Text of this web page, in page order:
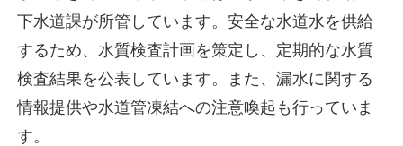
下水道課が所管しています。安全な水道水を供給
するため、水質検査計画を策定し、定期的な水質
検査結果を公表しています。また、漏水に関する
情報提供や水道管凍結への注意喚起も行っていま
す。